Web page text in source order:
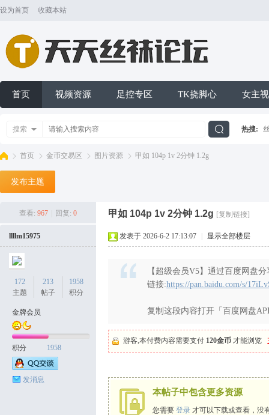
设为首页 收藏本站
首页 视频资源 足控专区 TK挠脚心 女主
搜索 热搜:
首页 金币交易区 图片资源 甲如 104p 1v 2分钟 1.2g
发布主题
查看: 967 回复: 0 甲如 104p 1v 2分钟 1.2g [复制链接]
llllm15975
172
主题
213
帖子
1958
积分
金牌会员
积分 1958
发消息
发表于 2026-6-2 17:13:07 显示全部楼层
【超级会员V5】通过百度网盘
链接:https://pan.baidu.com/s/
复制这段内容打开「百度网盘
游客,本付费内容需要支付 120金币 才能浏览
本帖子中包含更多资源
您需要 登录 才可以下载或查看，没